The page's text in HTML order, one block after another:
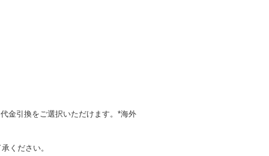
金引換をご選択いただけます。*海外
ください。